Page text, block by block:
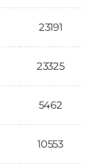
23191
23325
5462
10553